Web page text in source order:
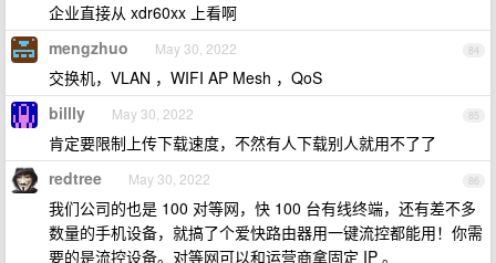
企业直接从 xdr60xx 上看啊
84
mengzhuo May 30, 2022
交换机，VLAN ，WIFI AP Mesh ，QoS
85
billly May 30, 2022
肯定要限制上传下载速度，不然有人下载别人就用不了了
86
redtree May 30, 2022
我们公司的也是 100 对等网，快 100 台有线终端，还有差不多
数量的手机设备，就搞了个爱快路由器用一键流控都能用！你需
要的是流控设备。对等网可以和运营商拿固定 IP 。